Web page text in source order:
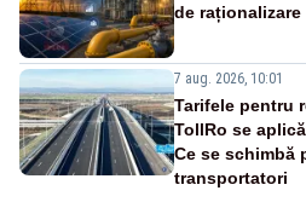
de
7 aug. 2026, 10:01
Tarifele pentru
TollRo se
Ce se schimbă
transportatori